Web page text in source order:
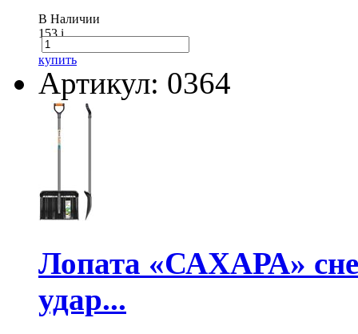
В Наличии
153i
купить
Артикул: 0364
Лопата «САХАРА»
удар...